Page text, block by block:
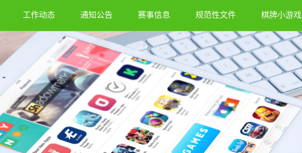
工作动态 通知公告 赛事信息 规范性文件 棋牌小游戏